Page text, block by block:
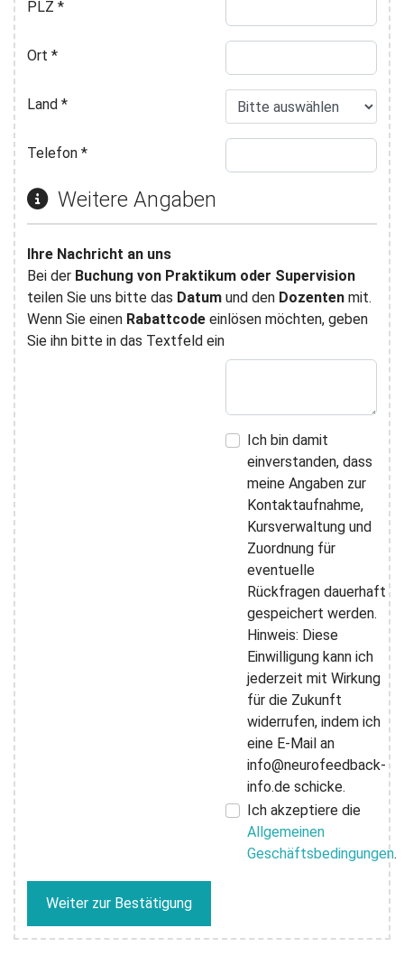
PLZ *
Ort *
Land*
Telefon*
Weitere Angaben
Ihre Nachricht an uns
Bei der Buchung von Praktikum oder Supervision
teilen Sie uns bitte das Datum und den Dozentenmit.
Wenn Sie einen Rabattcodeeinlösen möchten, geben
Sie ihn bitte in das Textfeld ein
Ich bin damit
einverstanden, dass
meine Angaben zur
Kontaktaufnahme,
Kursverwaltung und
Zuordnung für
eventuelle
Rückfragen dauerhaft
gespeichert werden.
Hinweis: Diese
Einwilligung kann ich
jederzeit mit Wirkung
für die Zukunft
widerrufen, indem ich
eine E-Mail an
info@neurofeedback-
info.de schicke.
Ich akzeptiere die
Allgemeinen
Geschäftsbedingungen.
Weiter zur Bestätigung